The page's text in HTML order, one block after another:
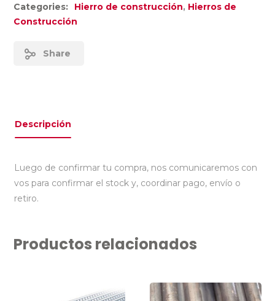
Categories:
Hierro de construcción, Hierros de
Construcción
Share
Descripción
Luego de confirmar tu compra, nos comunicaremos con
vos para confirmar el stock y, coordinar pago, envío o
retiro.
Productos relacionados